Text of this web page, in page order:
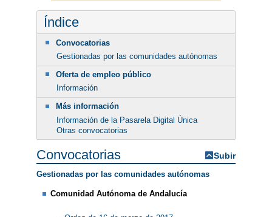
Índice
Convocatorias
Gestionadas por las comunidades autónomas
Oferta de empleo público
Información
Más información
Información de la Pasarela Digital Única
Otras convocatorias
Convocatorias Subir
Gestionadas por las comunidades autónomas
Comunidad Autónoma de Andalucía